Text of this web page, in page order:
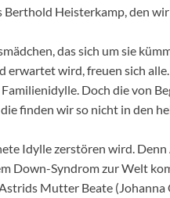
Heisterkamp, den
das sich um sie
wird, freuen sich
Doch die von
finden wir so nicht in den
Idylle zerstören wird.
Down-Syndrom zur Welt
Mutter Beate (Johanna